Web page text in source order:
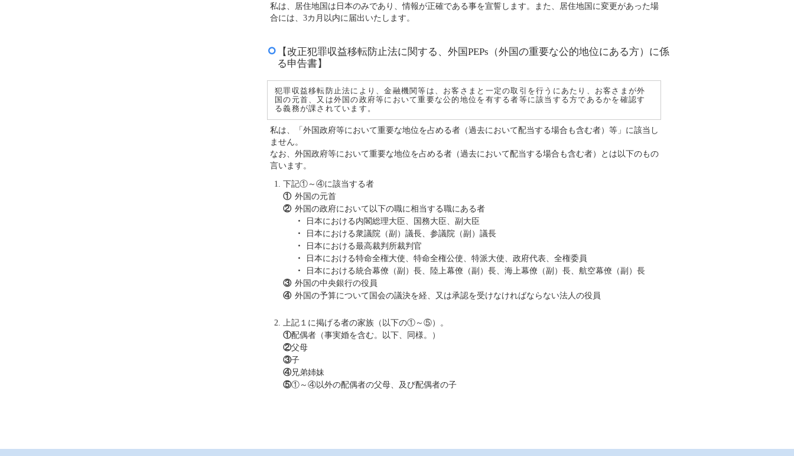
私は、居住地国は日本のみであり、情報が正確である事を宣誓します。また、居住地国に変更があった場
合には、3カ月以内に届出いたします。
【改正犯罪収益移転防止法に関する、外国PEPs（外国の重要な公的地位にある方）に係
る申告書】
犯罪収益移転防止法により、金融機関等は、お客さまと一定の取引を行うにあたり、お客さまが外
国の元首、又は外国の政府等において重要な公的地位を有する者等に該当する方であるかを確認す
る義務が課されています。
私は、「外国政府等において重要な地位を占める者（過去において配当する場合も含む者）等」に該当し
ません。
なお、外国政府等において重要な地位を占める者（過去において配当する場合も含む者）とは以下のもの
言います。
下記①～④に該当する者
① 外国の元首
② 外国の政府において以下の職に相当する職にある者
・
日本における内閣総理大臣、国務大臣、副大臣
・
日本における衆議院（副）議長、参議院（副）議長
・
日本における最高裁判所裁判官
・
日本における特命全権大使、特命全権公使、特派大使、政府代表、全権委員
・
日本における統合幕僚（副）長、陸上幕僚（副）長、海上幕僚（副）長、航空幕僚（副）長
③ 外国の中央銀行の役員
④ 外国の予算について国会の議決を経、又は承認を受けなければならない法人の役員
上記１に掲げる者の家族（以下の①～⑤）。
①配偶者（事実婚を含む。以下、同様。）
②父母
③子
④兄弟姉妹
⑤①～④以外の配偶者の父母、及び配偶者の子